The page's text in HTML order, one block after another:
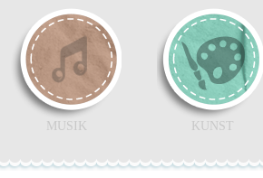
MUSIK KUNST